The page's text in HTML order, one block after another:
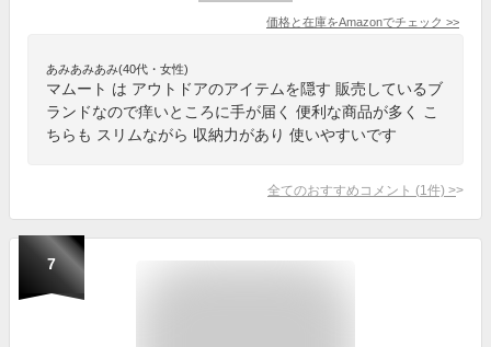
価格と在庫をAmazonでチェック >>
あみあみあみ(40代・女性)
マムート は アウトドアのアイテムを隠す 販売しているブ
ランドなので痒いところに手が届く 便利な商品が多く こ
ちらも スリムながら 収納力があり 使いやすいです
全てのおすすめコメント (1 件) >
7